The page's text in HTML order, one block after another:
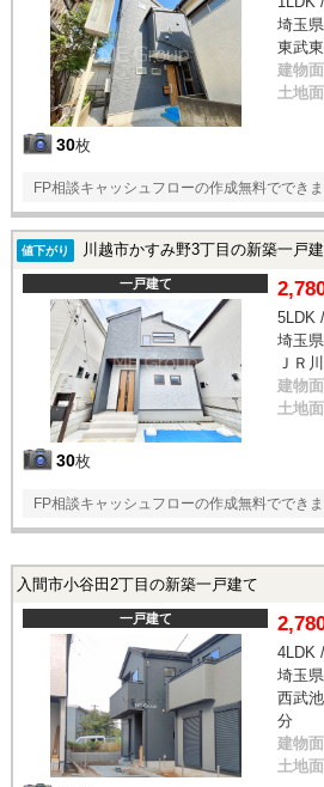
30枚
埼玉
東武
建物
土地
FP相談キャッシュフローの作成無料ででき
値下がり 川越市かすみ野3丁目の新築一戸
一戸建て
30枚
5LDK
埼玉
ＪＲ
建物
土地
FP相談キャッシュフローの作成無料ででき
入間市小谷田2丁目の新築一戸建て
一戸建て
4LDK
埼玉
西武
分
建物
土地